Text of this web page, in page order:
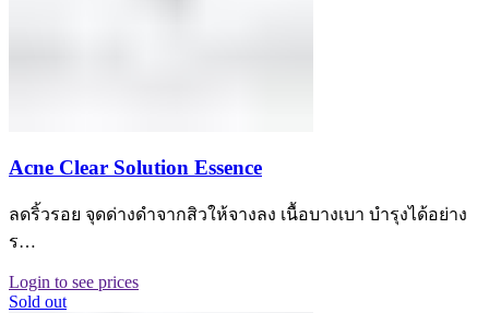
Acne Clear Solution Essence
ลดริ้วรอย จุดด่างดำจากสิวให้จางลง เนื้อบางเบา บำรุงได้อย่าง
ร…
Login to see prices
Sold out